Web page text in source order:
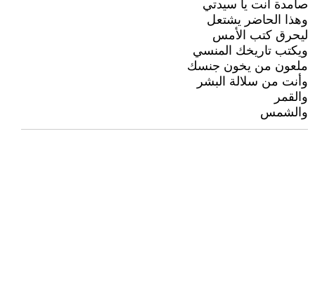
صامدة أنت يا سيدتي
وهذا الحاضر يشتعل
ليحرق كتب الأمس
ويكتب تاريخك المنسي
ملعون من يخون جنسك
وأنت من سلالة البشر
والقمر
والشمس